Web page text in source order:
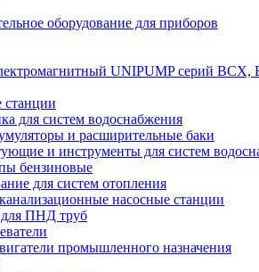
оборудование для приборов
UNIPUMP серий BCX,
станции
для систем водоснабжения
и расширительные баки
и инструменты для систем
бензиновые
для систем отопления
насосные станции
ПНД труб
промышленного назначения